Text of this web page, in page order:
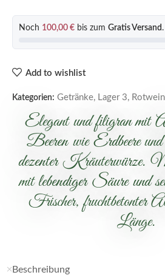
Noch 100,00 € bis zum Gratis Versand .
Add to wishlist
Kategorien: Getränke, Lager 3, Rotwein
Elegant und filigran mit
Beeren wie Erdbeere
dezenter Kräuterwürze.
mit lebendiger Säure und
Frischer, fruchtbetonter
Länge.
Beschreibung